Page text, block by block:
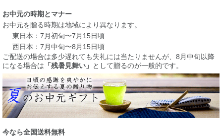
お中元の時期とマナー
お中元を贈る時期は地域により異なります。
東日本：7月初旬〜7月15日頃
西日本：7月中旬〜8月15日頃
ご配送の場合は多少遅れても失礼には当たりませんが、8月中旬以降
になる場合は 「残暑見舞い」 として贈るのが一般的です。
今なら全国送料無料